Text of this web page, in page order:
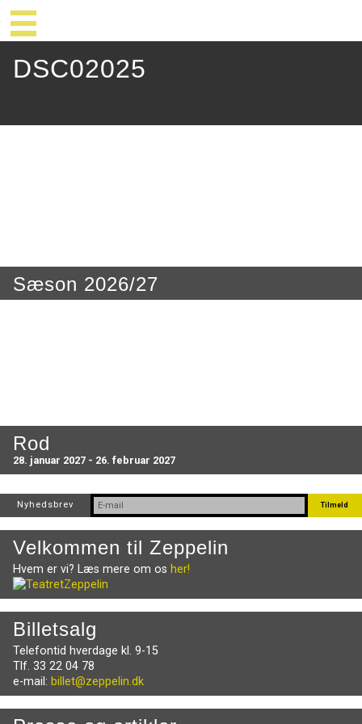
DSC02025
Sæson 2026/27
Rod
28. januar 2027 - 26. februar 2027
Nyhedsbrev
Velkommen til Zeppelin
Hvem er vi? Læs mere om os her!
Billetsalg
Telefontid hverdage kl. 9-15
Tlf. 33 22 04 78
e-mail: billet@zeppelin.dk